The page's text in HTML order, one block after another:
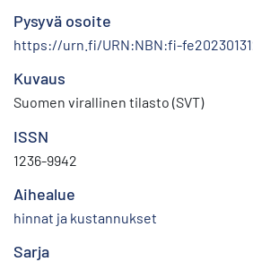
Pysyvä osoite
https://urn.fi/URN:NBN:fi-
Kuvaus
Suomen virallinen tilasto (SVT)
ISSN
1236-9942
Aihealue
hinnat ja kustannukset
Sarja